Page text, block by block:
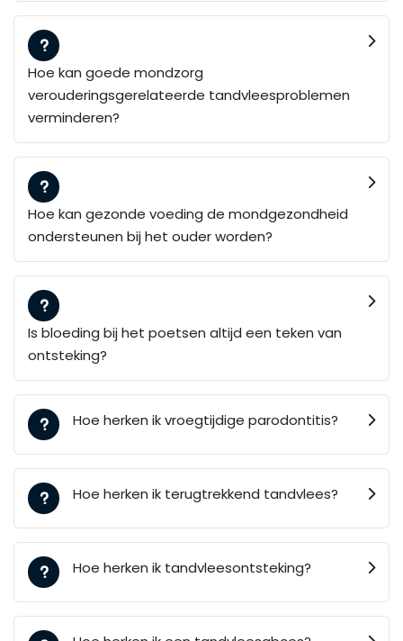
Hoe kan goede mondzorg
verouderingsgerelateerde tandvleesproblemen
verminderen?
Hoe kan gezonde voeding de mondgezondheid
ondersteunen bij het ouder worden?
Is bloeding bij het poetsen altijd een teken van
ontsteking?
Hoe herken ik vroegtijdige parodontitis?
Hoe herken ik terugtrekkend tandvlees?
Hoe herken ik tandvleesontsteking?